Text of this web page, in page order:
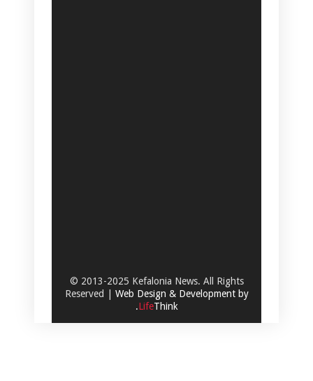
© 2013-2025 Kefalonia News. All Rights
Reserved | Web Design & Development by
.LifeThink